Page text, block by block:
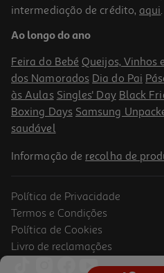
Auriculares Sem Fios Qilive Q.1342
12.99 €/un
12,99 €
Auriculares True Wireless Qilive
intermediação de crédito, aqui.
Ao longo do ano
Feira do Bebé Queijos, Vinhos
dos Namorados Dia do Pai
às Aulas Singles' Day Black
Boxing Days Samsung
saudável
Informação de recolha de
Política de Privacidade
Termos e Condições
Política de Cookies
Livro de reclamações